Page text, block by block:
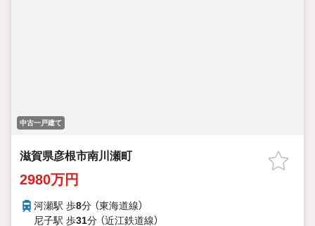
中古一戸建て
滋賀県彦根市南川瀬町
2980万円
河瀬駅 歩8分 （東海道線）
尼子駅 歩31分 （近江鉄道線）